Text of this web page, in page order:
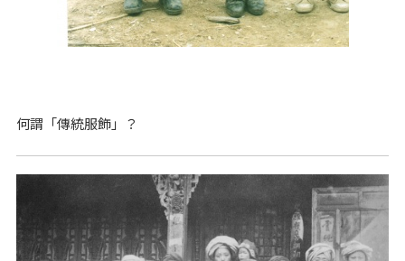
何謂「傳統服飾」？